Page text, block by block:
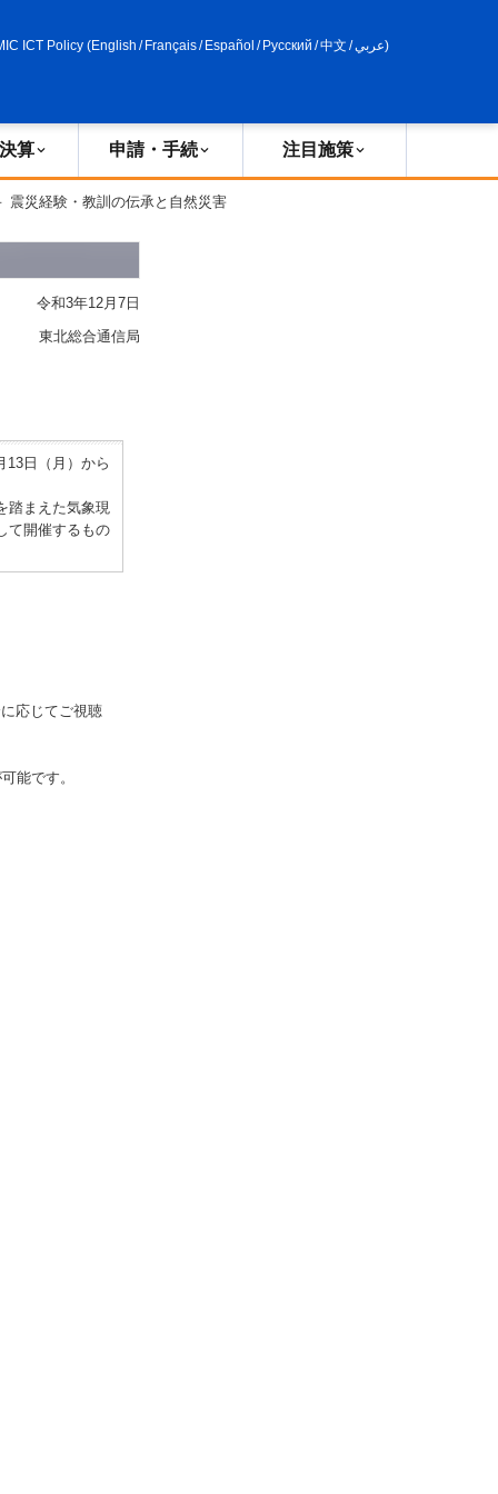
ICT Policy (English / Français/ Español / Русский /中文 /عربي)
算 申請・手続 注目施策
震災経験・教訓の伝承と自然災害
令和3年12月7日
東北総合通信局
日（月）から
踏まえた気象現
て開催するもの
応じてご視聴
能です。